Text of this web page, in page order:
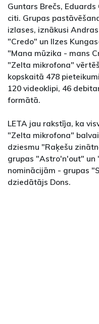
Guntars Brečs,
citi. Grupas
izlases, iznākusi
"Credo" un Ilzes
"Mana mūzika - mans
"Zelta mikrofona"
kopskaitā 478
120 videoklipi, 46
formātā.
LETA jau rakstīja, ka
"Zelta mikrofona"
dziesmu "Raķešu
grupas "Astro'n'out" un
nominācijām - grupas
dziedātājs Dons.